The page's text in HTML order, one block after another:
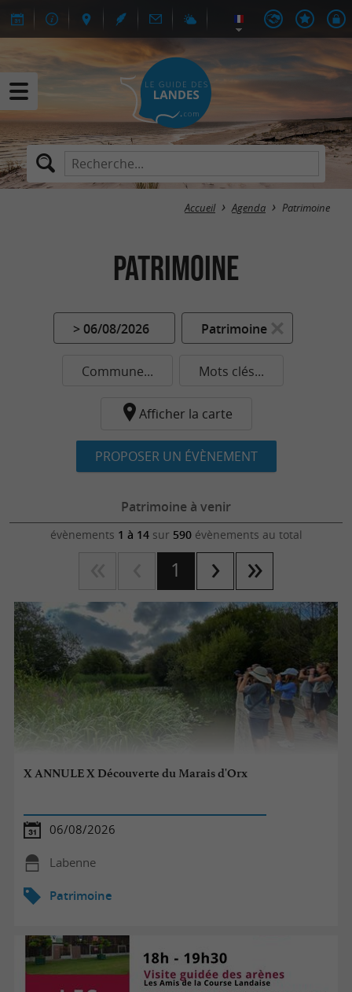
Accueil Agenda Patrimoine
Patrimoine
> 06/08/2026 Patrimoine
Commune... Mots clés...
Afficher la carte
PROPOSER UN ÉVÈNEMENT
Patrimoine à venir
évènements 1 à 14sur 590évènements au total
1
X ANNULE X Découverte du Marais d'Orx
06/08/2026
Labenne
Patrimoine